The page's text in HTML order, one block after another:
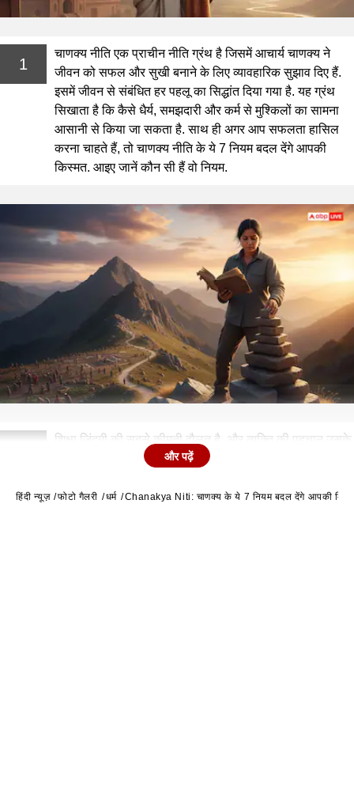
1
चाणक्य नीति एक प्राचीन नीति ग्रंथ है जिसमें आचार्य चाणक्य ने
जीवन को सफल और सुखी बनाने के लिए व्यावहारिक सुझाव दिए हैं.
इसमें जीवन से संबंधित हर पहलू का सिद्धांत दिया गया है. यह ग्रंथ
सिखाता है कि कैसे धैर्य, समझदारी और कर्म से मुश्किलों का सामना
आसानी से किया जा सकता है. साथ ही अगर आप सफलता हासिल
करना चाहते हैं, तो चाणक्य नीति के ये 7 नियम बदल देंगे आपकी
किस्मत. आइए जानें कौन सी हैं वो नियम.
शिक्षा जिंदगी की सबसे कीमती दौलत है, और व्यक्ति की पहचान उसके
कर्मों से होती है न कि उनकी अच्छी-अच्छी बातों से.
और पढ़ें
हिंदी न्यूज़ फोटो गैलरी धर्म Chanakya Niti: चाणक्य के ये 7 नियम बदल देंगे आपकी